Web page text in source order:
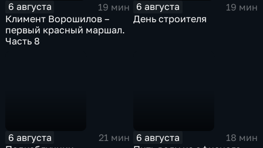
6 августа
19 мин
Климент Ворошилов –
первый красный маршал.
Часть 8
6 августа
19 мин
День строителя
6 августа
21 мин
6 августа
18 мин